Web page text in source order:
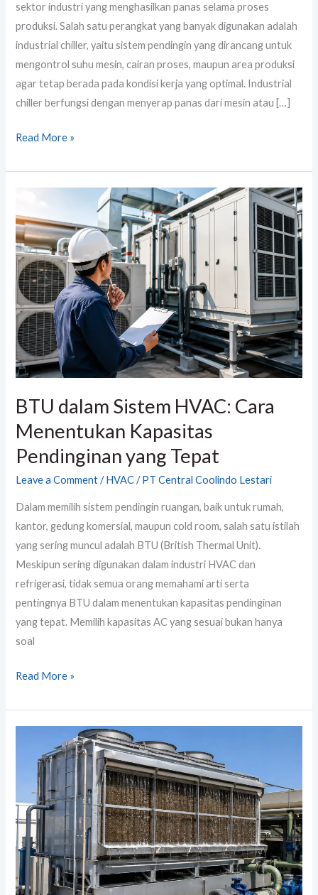
sektor industri yang menghasilkan panas selama proses
produksi. Salah satu perangkat yang banyak digunakan adalah
industrial chiller, yaitu sistem pendingin yang dirancang untuk
mengontrol suhu mesin, cairan proses, maupun area produksi
agar tetap berada pada kondisi kerja yang optimal. Industrial
chiller berfungsi dengan menyerap panas dari mesin atau […]
Read More »
BTU dalam Sistem HVAC: Cara
Menentukan Kapasitas
Pendinginan yang Tepat
Leave a Comment /HVAC/PT Central Coolindo Lestari
Dalam memilih sistem pendingin ruangan, baik untuk rumah,
kantor, gedung komersial, maupun cold room, salah satu istilah
yang sering muncul adalah BTU (British Thermal Unit).
Meskipun sering digunakan dalam industri HVAC dan
refrigerasi, tidak semua orang memahami arti serta
pentingnya BTU dalam menentukan kapasitas pendinginan
yang tepat. Memilih kapasitas AC yang sesuai bukan hanya
soal
dalam
Sistem
HVAC:
Cara
Menentukan
Kapasitas
Pendinginan
yang
Tepat
Read More »
Condenser:
Cara
Kerja,
Karakteristik,
dan
Keunggulannya
dalam
Sistem